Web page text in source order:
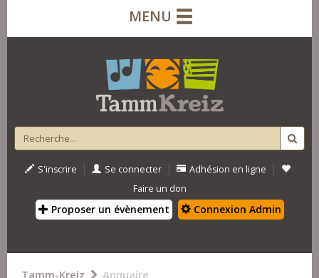
MENU
S'inscrire | Se connecter | Adhésion en ligne |
Faire un don
Proposer un évènement Connexion Admin
Tamm-Kreiz Annuaire